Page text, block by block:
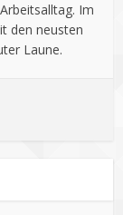
Im
den neusten
Laune.